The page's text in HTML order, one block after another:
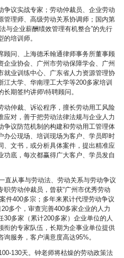
争议实战专家；劳动仲裁员、企业劳动
管理师、高级劳动关系协调师；国内第
与企业薪酬绩效管理有机整合”的先行
型的培训师。
顾问、上海德禾翰通律师事务所董事顾
企业协会、广州市劳动保障学会、广州
就业训练中心、广东省人力资源管理协
大学、华南理工大学等200多家培训
的长期签约讲师\特聘顾问。
动仲裁、诉讼程序，擅长劳动用工风险
应对，善于把劳动法律法规与企业人力
争议防范机制的构建和劳动用工管理体
办公现场、培训现场为客户、学员即时
、文书，或分析具体案件，提出精准应
功底，每次都赢得广大客户、学员发自
直从事与劳动法、劳动关系与劳动争议
劳动仲裁员，曾获“广州市优秀劳动
件400多宗；多年来累计代理劳动争议
多个，审查完善400多家企业的人力
30多家（累计200多家）企业单位的人
衔的专家队伍，长期为企事业单位提供
服务，客户满意度高达95%。
130天。钟老师将枯燥的劳动政策法